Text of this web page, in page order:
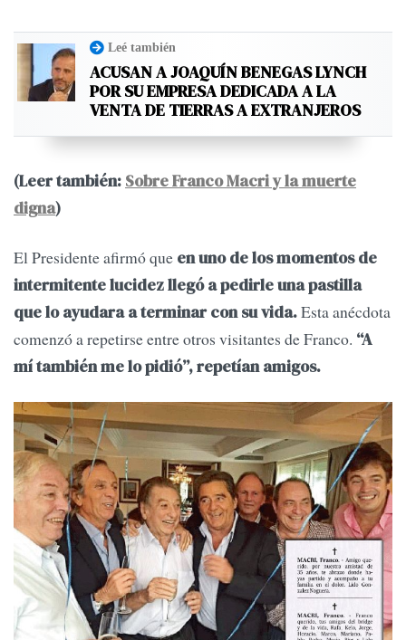
Leé también
ACUSAN A JOAQUÍN BENEGAS LYNCH
POR SU EMPRESA DEDICADA A LA
VENTA DE TIERRAS A EXTRANJEROS
(Leer también: Sobre Franco Macri y la muerte
digna)
El Presidente afirmó que en uno de los momentos de
intermitente lucidez llegó a pedirle una pastilla
que lo ayudara a terminar con su vida.Esta anécdota
comenzó a repetirse entre otros visitantes de Franco. “A
mí también me lo pidió”, repetían amigos.